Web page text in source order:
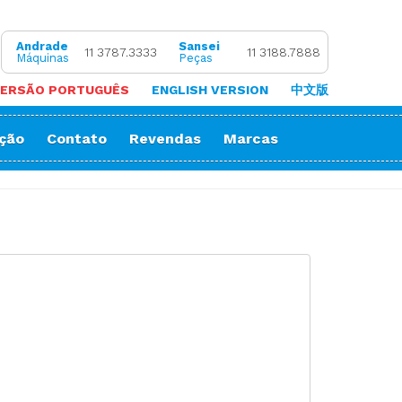
de Cortar Viés
Contato Revendas Marcas
PORTUGUÊS ENGLISH VERSION 中文版
Andrade
Máquinas
11 3787.3333
Sansei
Peças
11 3188.7888